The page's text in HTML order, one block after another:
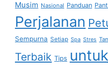
Musim Nasional Panduan
Perjalanan
Sempurna Setiap Spa Stres
Terbaik Tips untuk